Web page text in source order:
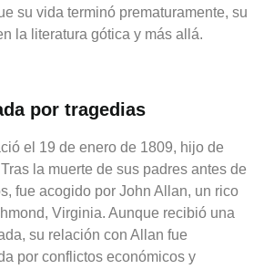
su vida terminó prematuramente, su
la literatura gótica y más allá.
por tragedias
el 19 de enero de 1809, hijo de
la muerte de sus padres antes de
fue acogido por John Allan, un rico
Virginia. Aunque recibió una
su relación con Allan fue
por conflictos económicos y